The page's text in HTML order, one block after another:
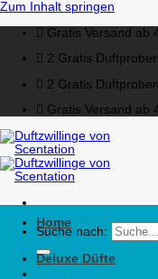
Zum Inhalt springen
Gratis Versand ab
2 Gratis
2 Gratis
Gratis Versand ab
Suche nach:
Home
Deluxe Düfte